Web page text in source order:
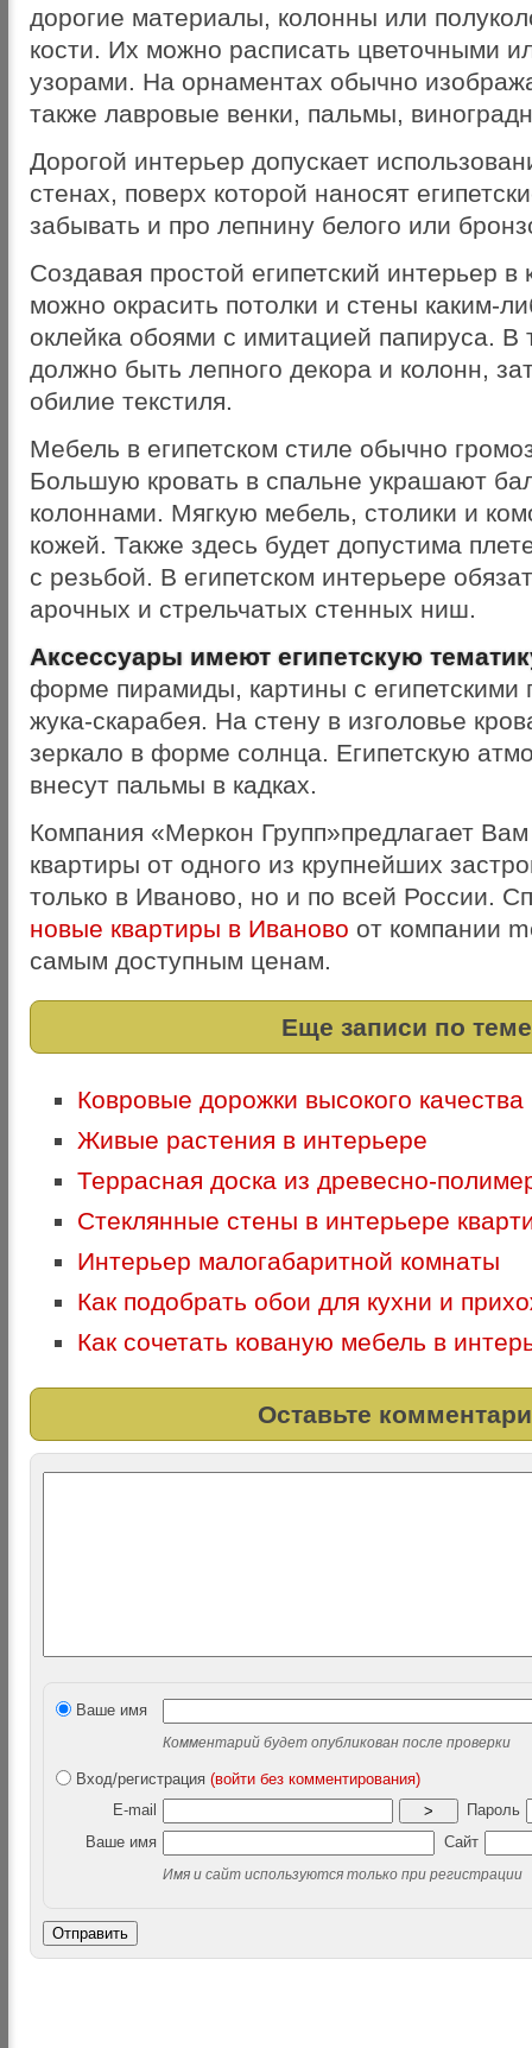
дорогие материалы, колонны или
кости. Их можно расписать цветочными
узорами. На орнаментах обычно
также лавровые венки, пальмы,
Дорогой интерьер допускает
стенах, поверх которой наносят
забывать и про лепнину белого или
Создавая простой египетский интерьер в
можно окрасить потолки и стены каким-
оклейка обоями с имитацией папируса. В
должно быть лепного декора и колонн,
обилие текстиля.
Мебель в египетском стиле обычно
Большую кровать в спальне украшают
колоннами. Мягкую мебель, столики и
кожей. Также здесь будет допустима
с резьбой. В египетском интерьере
арочных и стрельчатых стенных ниш.
Аксессуары имеют египетскую
форме пирамиды, картины с египетскими
жука-скарабея. На стену в изголовье
зеркало в форме солнца. Египетскую
внесут пальмы в кадках.
Компания «Меркон Групп»предлагает
квартиры от одного из крупнейших
только в Иваново, но и по всей России.
новые квартиры в Иваново от компании
самым доступным ценам.
Еще записи по теме
Ковровые дорожки высокого качества
Живые растения в интерьере
Террасная доска из древесно-
Стеклянные стены в интерьере
Интерьер малогабаритной комнаты
Как подобрать обои для кухни и
Как сочетать кованую мебель в
Оставьте
Ваше имя
Комментарий будет опубликован после проверки
Вход/регистрация (войти без комментирования)
E-mail
>
Пароль
Ваше имя
Сайт
Имя и сайт используются только при регистрации
Отправить